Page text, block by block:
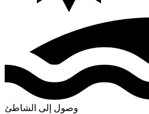
وصول إلى الشاطئ